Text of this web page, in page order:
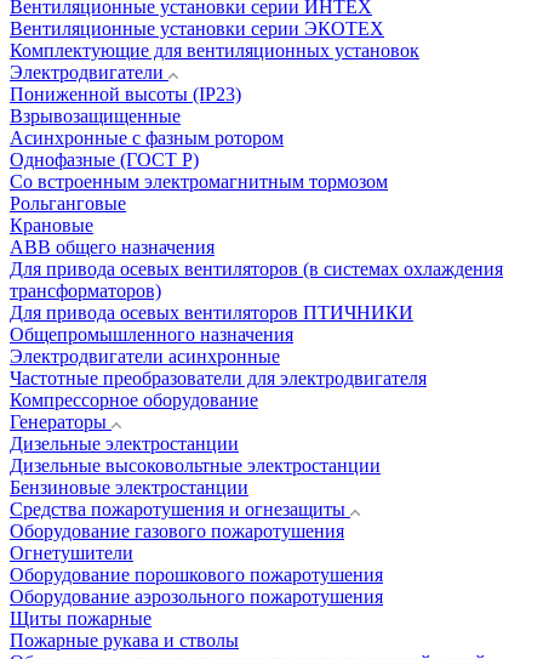
Вентиляционные установки серии ИНТЕХ
Вентиляционные установки серии ЭКОТЕХ
Комплектующие для вентиляционных установок
Электродвигатели
Пониженной высоты (IP23)
Взрывозащищенные
Асинхронные с фазным ротором
Однофазные (ГОСТ Р)
Со встроенным электромагнитным тормозом
Рольганговые
Крановые
АВВ общего назначения
Для привода осевых вентиляторов (в системах охлаждения
трансформаторов)
Для привода осевых вентиляторов ПТИЧНИКИ
Общепромышленного назначения
Электродвигатели асинхронные
Частотные преобразователи для электродвигателя
Компрессорное оборудование
Генераторы
Дизельные электростанции
Дизельные высоковольтные электростанции
Бензиновые электростанции
Средства пожаротушения и огнезащиты
Оборудование газового пожаротушения
Огнетушители
Оборудование порошкового пожаротушения
Оборудование аэрозольного пожаротушения
Щиты пожарные
Пожарные рукава и стволы